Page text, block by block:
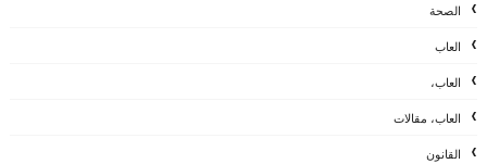
الصحة
العاب
العاب،
العاب، مقالات
القانون